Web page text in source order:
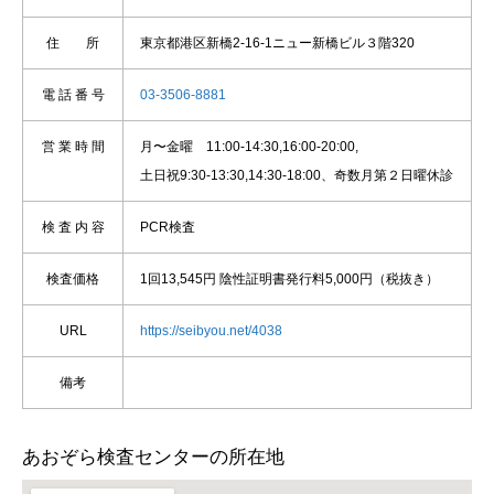
住 所 東京都港区新橋2-16-1ニュー新橋ビル３階320
電 話 番 号 03-3506-8881
営 業 時 間
月〜金曜 11:00-14:30,16:00-20:00,
土日祝9:30-13:30,14:30-18:00、奇数月第２日曜休診
検 査 内 容 PCR検査
検査価格 1回13,545円 陰性証明書発行料5,000円（税抜き）
URL https://seibyou.net/4038
備考
あおぞら検査センターの所在地